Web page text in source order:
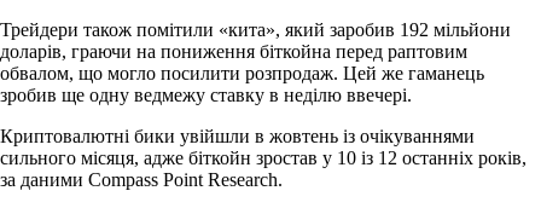
Трейдери також помітили «кита», який заробив 192 мільйони
доларів, граючи на пониження біткойна перед раптовим
обвалом, що могло посилити розпродаж. Цей же гаманець
зробив ще одну ведмежу ставку в неділю ввечері.
Криптовалютні бики увійшли в жовтень із очікуваннями
сильного місяця, адже біткойн зростав у 10 із 12 останніх років,
за даними Compass Point Research.